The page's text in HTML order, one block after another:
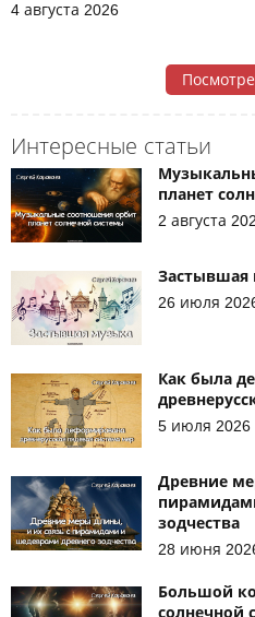
4 августа 2026
Интересные статьи
планет
2 августа
Застывшая
26 июля
Как была
5 июля 2026
Древние
зодчества
28 июня
Большой
солнечной